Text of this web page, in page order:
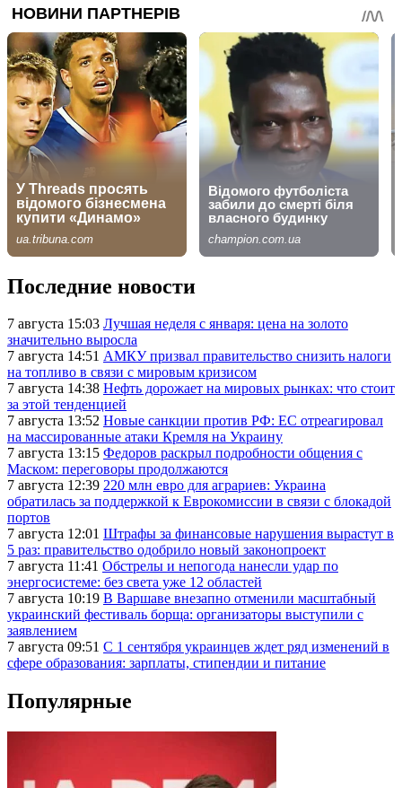
Последние новости
7 августа 15:03 Лучшая неделя с января: цена на золото
значительно выросла
7 августа 14:51 АМКУ призвал правительство снизить налоги
на топливо в связи с мировым кризисом
7 августа 14:38 Нефть дорожает на мировых рынках: что стоит
за этой тенденцией
7 августа 13:52 Новые санкции против РФ: ЕС отреагировал
на массированные атаки Кремля на Украину
7 августа 13:15 Федоров раскрыл подробности общения с
Маском: переговоры продолжаются
7 августа 12:39 220 млн евро для аграриев: Украина
обратилась за поддержкой к Еврокомиссии в связи с блокадой
портов
7 августа 12:01 Штрафы за финансовые нарушения вырастут в
5 раз: правительство одобрило новый законопроект
7 августа 11:41 Обстрелы и непогода нанесли удар по
энергосистеме: без света уже 12 областей
7 августа 10:19 В Варшаве внезапно отменили масштабный
украинский фестиваль борща: организаторы выступили с
заявлением
7 августа 09:51 С 1 сентября украинцев ждет ряд изменений в
сфере образования: зарплаты, стипендии и питание
Популярные